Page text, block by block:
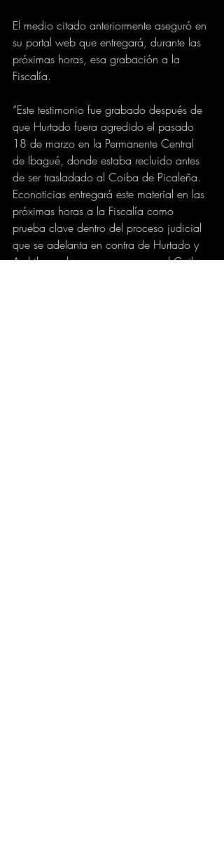
El medio citado anteriormente aseguró en
su portal web que entregará, durante las
próximas horas, esa grabación a la
Fiscalía.
“Este testimonio fue grabado después de
que Hurtado fuera agredido el pasado
18 de marzo en la Permanente Central
de Ibagué, donde estaba recluido antes
de ser trasladado al Coiba de Picaleña.
Econoticias entregará este material en las
próximas horas a la Fiscalía como
prueba clave dentro del proceso judicial
que se adelanta en contra de Hurtado y
Archila, ambos permanecen en el Coiba